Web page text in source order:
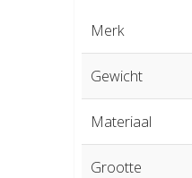
Merk
Gewicht
Materiaal
Grootte